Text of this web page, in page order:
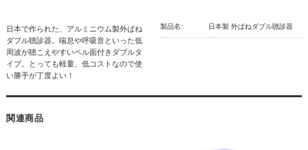
日本で作られた、アルミニウム製外ばね
ダブル聴診器。喘息や呼吸音といった低
周波が聴こえやすいベル面付きダブルタ
イプ。とっても軽量、低コストなので使
い勝手が丁度よい！
製品名: 日本製 外ばねダブル聴診器
関連商品